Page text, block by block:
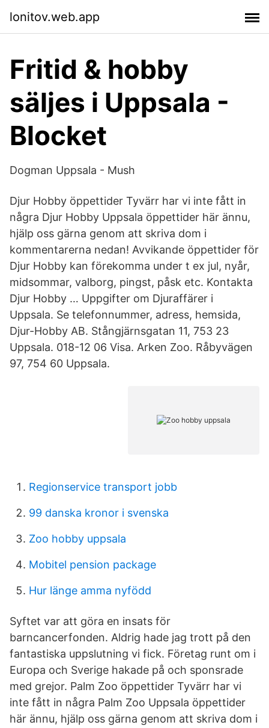
lonitov.web.app
Fritid & hobby
säljes i Uppsala -
Blocket
Dogman Uppsala - Mush
Djur Hobby öppettider Tyvärr har vi inte fått in
några Djur Hobby Uppsala öppettider här ännu,
hjälp oss gärna genom att skriva dom i
kommentarerna nedan! Avvikande öppettider för
Djur Hobby kan förekomma under t ex jul, nyår,
midsommar, valborg, pingst, påsk etc. Kontakta
Djur Hobby … Uppgifter om Djuraffärer i
Uppsala. Se telefonnummer, adress, hemsida,
Djur-Hobby AB. Stångjärnsgatan 11, 753 23
Uppsala. 018-12 06 Visa. Arken Zoo. Råbyvägen
97, 754 60 Uppsala.
Regionservice transport jobb
99 danska kronor i svenska
Zoo hobby uppsala
Mobitel pension package
Hur länge amma nyfödd
Syftet var att göra en insats för
barncancerfonden. Aldrig hade jag trott på den
fantastiska uppslutning vi fick. Företag runt om i
Europa och Sverige hakade på och sponsrade
med grejor. Palm Zoo öppettider Tyvärr har vi
inte fått in några Palm Zoo Uppsala öppettider
här ännu, hjälp oss gärna genom att skriva dom i